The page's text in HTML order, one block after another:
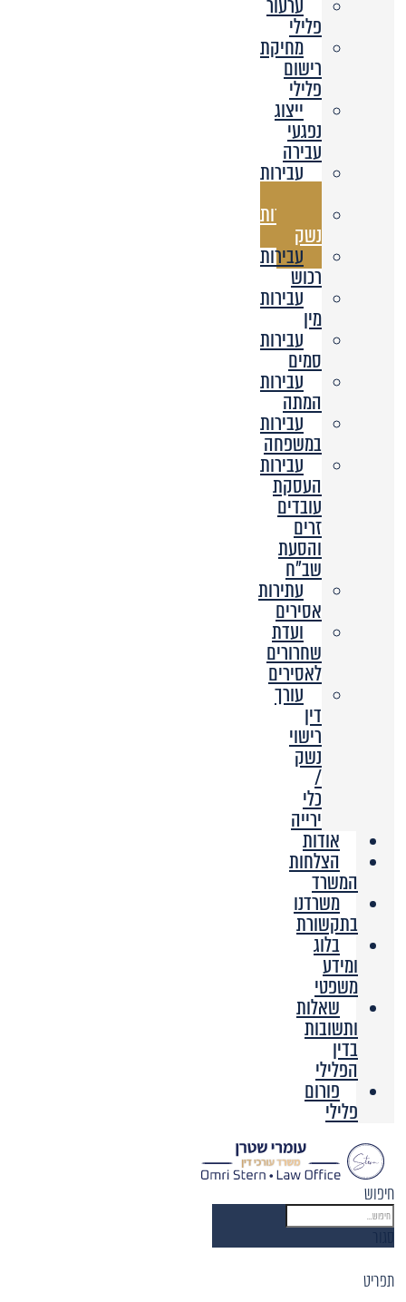
פלילי
מחיקת
רישום
פלילי
ייצוג
נפגעי
עבירה
עבירות
עבירות
נשק
עבירות
רכוש
עבירות
מין
עבירות
סמים
עבירות
המתה
עבירות
במשפחה
עבירות
העסקת
עובדים
זרים
והסעת
שב”ח
עתירות
אסירים
ועדת
שחרורים
לאסירים
עורך
דין
רישוי
נשק
/
כלי
ירייה
אודות
הצלחות
המשרד
משרדנו
בתקשורת
בלוג
ומידע
משפטי
שאלות
ותשובות
בדין
הפלילי
פורום
פלילי
חיפוש
תפריט